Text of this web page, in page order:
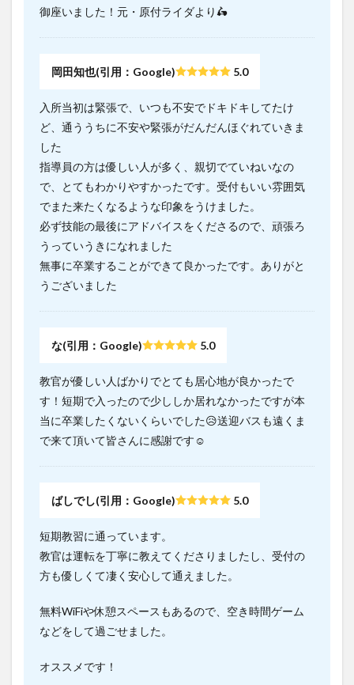
御座いました！元・原付ライダより🛵
岡田知也(引用：Google) 5.0
入所当初は緊張で、いつも不安でドキドキしてたけ
ど、通ううちに不安や緊張がだんだんほぐれていきま
した
指導員の方は優しい人が多く、親切でていねいなの
で、とてもわかりやすかったです。受付もいい雰囲気
でまた来たくなるような印象をうけました。
必ず技能の最後にアドバイスをくださるので、頑張ろ
うっていうきになれました
無事に卒業することができて良かったです。ありがと
うございました
な(引用：Google) 5.0
教官が優しい人ばかりでとても居心地が良かったで
す！短期で入ったので少ししか居れなかったですが本
当に卒業したくないくらいでした😥送迎バスも遠くま
で来て頂いて皆さんに感謝です☺︎︎︎︎
ばしでし(引用：Google) 5.0
短期教習に通っています。
教官は運転を丁寧に教えてくださりましたし、受付の
方も優しくて凄く安心して通えました。
無料WiFiや休憩スペースもあるので、空き時間ゲーム
などをして過ごせました。
オススメです！